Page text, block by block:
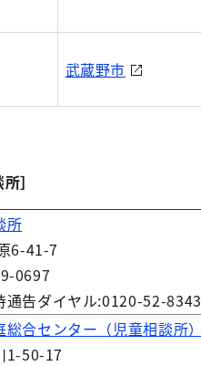
武蔵野市
］
所
6-41-7
0697
通告ダイヤル:0120-52-8343
合センター（児童相談所）
1-50-17